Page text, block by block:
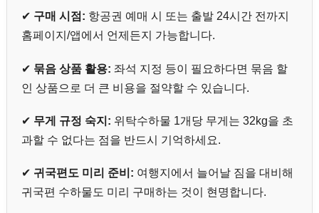
✔ 구매 시점: 항공권 예매 시 또는 출발 24시간 전까지
홈페이지/앱에서 언제든지 가능합니다.
✔ 묶음 상품 활용: 좌석 지정 등이 필요하다면 묶음 할
인 상품으로 더 큰 비용을 절약할 수 있습니다.
✔ 무게 규정 숙지: 위탁수하물 1개당 무게는 32kg을 초
과할 수 없다는 점을 반드시 기억하세요.
✔ 귀국편도 미리 준비: 여행지에서 늘어날 짐을 대비해
귀국편 수하물도 미리 구매하는 것이 현명합니다.